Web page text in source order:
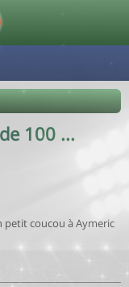
100 ...
petit coucou à Aymeric